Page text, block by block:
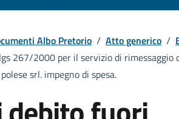
Albo Pretorio / Atto generico /
267/2000 per il servizio di
srl. impegno di spesa.